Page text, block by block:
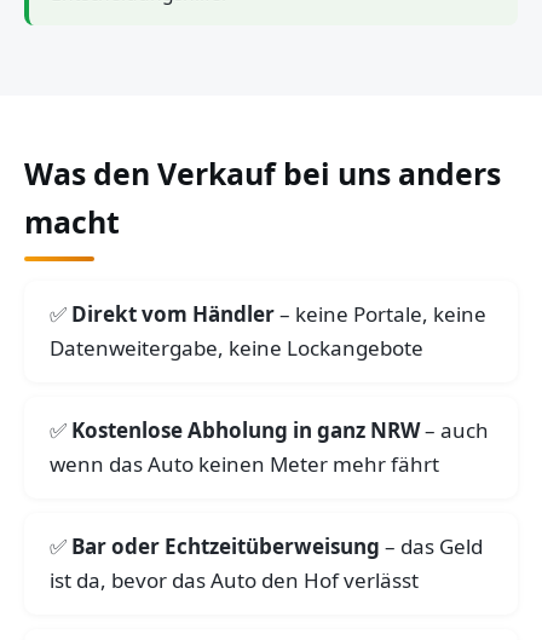
Was den Verkauf bei uns anders
macht
Direkt vom Händler– keine Portale, keine
Datenweitergabe, keine Lockangebote
Kostenlose Abholung in ganz NRW– auch
wenn das Auto keinen Meter mehr fährt
Bar oder Echtzeitüberweisung – das Geld
ist da, bevor das Auto den Hof verlässt